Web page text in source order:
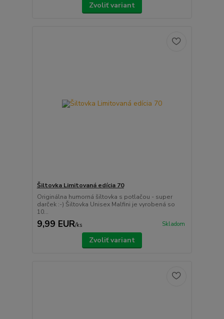
Zvoliť variant
Šiltovka Limitovaná edícia 70
Originálna humorná šiltovka s potlačou - super
darček :-) Šiltovka Unisex Malfini je vyrobená so
10...
9,99 EUR/ks Skladom
Zvoliť variant